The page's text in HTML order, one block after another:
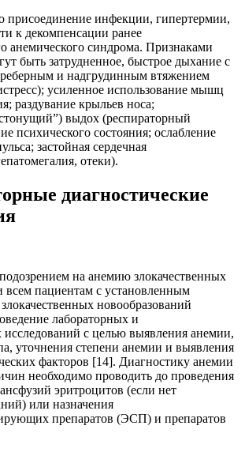
присоединение инфекции, гипертермии,
к декомпенсации ранее
анемического синдрома. Признаками
быть затрудненное, быстрое дыхание с
и надгрудинным втяжением
усиленное использование мышц
раздувание крыльев носа;
выдох (респираторный
психического состояния; ослабление
застойная сердечная
отеки).
диагностические
на анемию злокачественных
всем пациентам с установленным
новообразований
лабораторных и
исследований с целью выявления анемии,
уточнения степени анемии и выявления
факторов [14]. Диагностику анемии
необходимо проводить до проведения
эритроцитов (если нет
или назначения
препаратов (ЭСП) и препаратов